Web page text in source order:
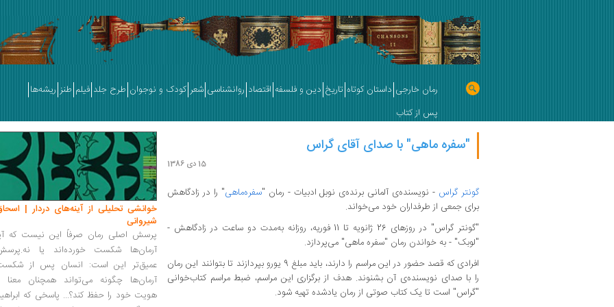
رمان خارجی داستان کوتاه تاریخ دین و فلسفه اقتصاد روانشناسی شعر کودک و نوجوان طرح جلد فیلم طنز ریشه‌ها
پس از کتاب
"سفره ماهی" با صدای آقای گراس
15 دی 1386
گونتر گراس - نویسنده‌ی آلمانی برنده‌ی نوبل ادبیات - رمان "سفره‌ماهی" را در زادگاهش
برای جمعی از طرفداران خود می‌خواند.
"گونتر گراس" در روز‌های 26 ژانویه تا 11 فوریه، روزانه به‌مدت دو ساعت در زادگاهش -
"لوبک" - به خواندن رمان "سفره ‌ماهی" می‌پردازد.
افرادی که قصد حضور در این مراسم را دارند، باید مبلغ 9 یورو بپردازند تا بتوانند این رمان
را با صدای نویسنده‌ی آن بشنوند. هدف از برگزاری این مراسم، ضبط مراسم کتاب‌خوانی
"گراس" است تا یک کتاب صوتی از رمان یادشده تهیه شود.
خوانشی تحلیلی از آینه‌های دردار |
شیروانی
پرسش اصلی رمان صرفاً این نیست که
آرمان‌ها شکست خورده‌اند یا
عمیق‌تر این است: انسان پس از
آرمان‌ها چگونه می‌تواند همچنان معنا
هویت خود را حفظ کند؟... پاسخی که